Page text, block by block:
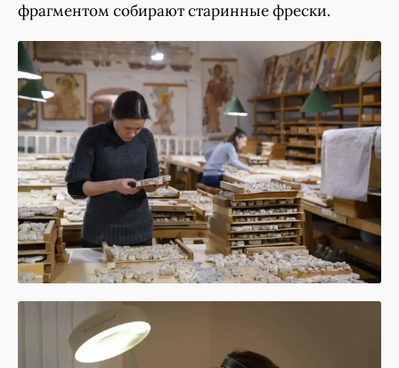
фрагментом собирают старинные фрески.